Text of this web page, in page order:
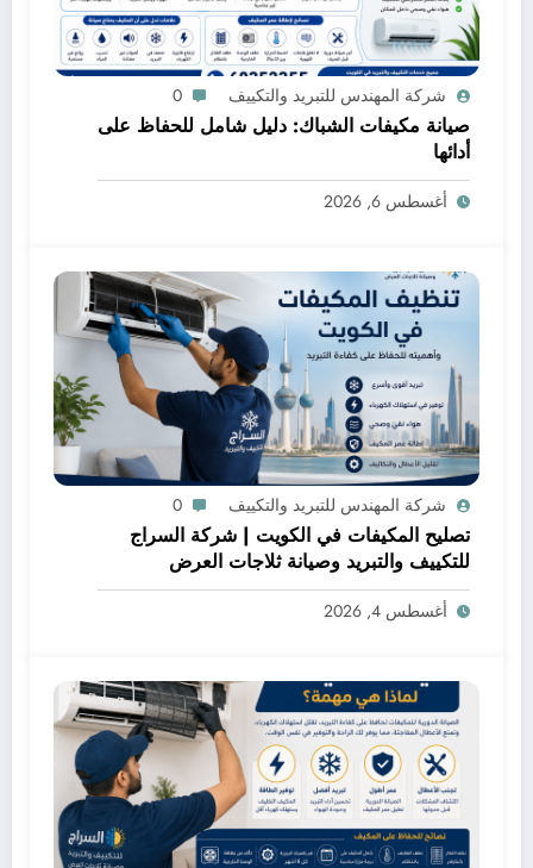
شركة المهندس للتبريد والتكييف 0
صيانة مكيفات الشباك: دليل شامل للحفاظ على
أدائها
أغسطس 6, 2026
شركة المهندس للتبريد والتكييف 0
تصليح المكيفات في الكويت | شركة السراج
للتكييف والتبريد وصيانة ثلاجات العرض
أغسطس 4, 2026